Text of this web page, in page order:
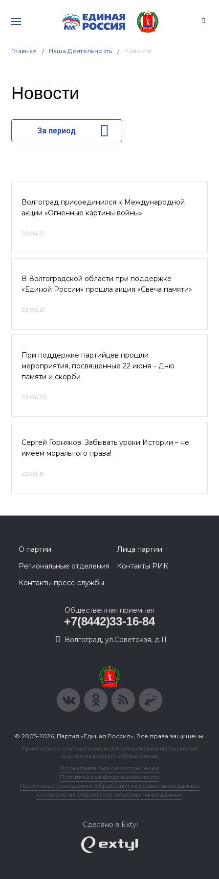
Главная Наша Деятельность Новости
Новости
За период
Волгоград присоединился к Международной
акции «Огненные картины войны»
22.06.21
В Волгоградской области при поддержке
«Единой России» прошла акция «Свеча памяти»
22.06.21
При поддержке партийцев прошли
мероприятия, посвященные 22 июня – Дню
памяти и скорби
22.06.20
Сергей Горняков: Забывать уроки Истории – не
имеем морального права!
22.06.19
О партии
Лица партии
Региональные отделения
Контакты РИК
Контакты пресс-службы
Общественная приемная
+7(8442)33-16-84
Волгоград, ул.Советская, д.11
© 2005-2026, Партия «Единая Россия». Все права защищены.
При полном или частичном использовании материалов
ссылка на ресурс обязательна.
Пользовательское соглашение
Политика конфиденциальности
Политика в отношении обработки персональных данных
Согласие на обработку персональных данных
Сделано в Extyl